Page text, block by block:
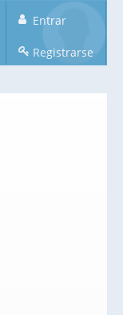
Entrar
Registrarse